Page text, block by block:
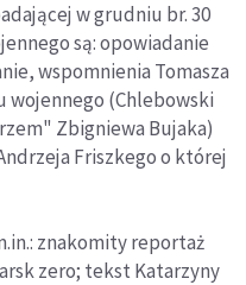
w grudniu br. 30
są: opowiadanie
wspomnienia Tomasza
wojennego (Chlebowski
Zbigniewa Bujaka)
Friszkego o której
znakomity reportaż
zero; tekst Katarzyny